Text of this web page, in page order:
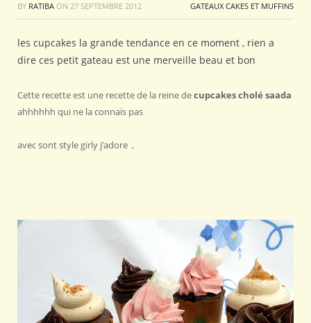
BY RATIBA ON 27 SEPTEMBRE 2012 GATEAUX CAKES ET MUFFINS
les cupcakes la grande tendance en ce moment , rien a
dire ces petit gateau est une merveille beau et bon
Cette recette est une recette de la reine decupcakes cholé saada
ahhhhhh qui ne la connais pas
avec sont style girly j’adore ,